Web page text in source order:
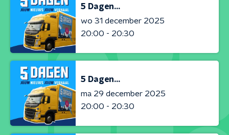
5 Dagen...
wo 31 december 2025
20:00 - 20:30
5 Dagen...
ma 29 december 2025
20:00 - 20:30